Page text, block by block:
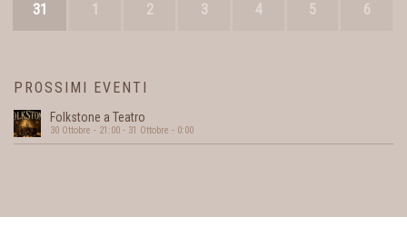
31 1 2 3 4 5 6
PROSSIMI EVENTI
Folkstone a Teatro
30 Ottobre - 21:00 - 31 Ottobre - 0:00